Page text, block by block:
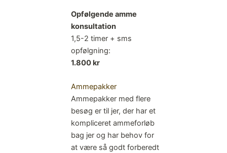
Opfølgende amme
konsultation
1,5-2 timer + sms
opfølgning:
1.800 kr
Ammepakker
Ammepakker med flere
besøg er til jer, der har et
kompliceret ammeforløb
bag jer og har behov for
at være så godt forberedt